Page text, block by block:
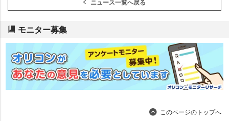
ニュース一覧へ戻る
モニター募集
このページのトップへ